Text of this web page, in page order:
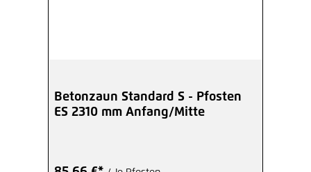
Betonzaun Standard S - Pfosten
ES 2310 mm Anfang/Mitte